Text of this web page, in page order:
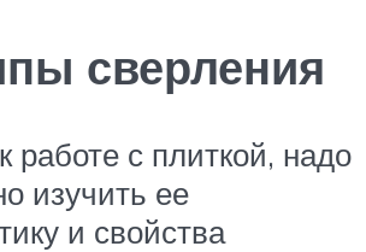
сверления
работе с плиткой, надо
изучить ее
и свойства